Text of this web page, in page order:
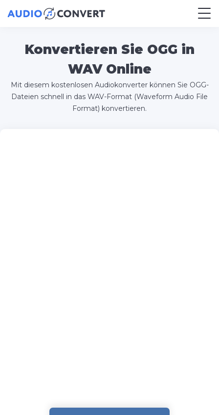
Konvertieren Sie OGG in
WAV Online
Mit diesem kostenlosen Audiokonverter können Sie OGG-
Dateien schnell in das WAV-Format (Waveform Audio File
Format) konvertieren.